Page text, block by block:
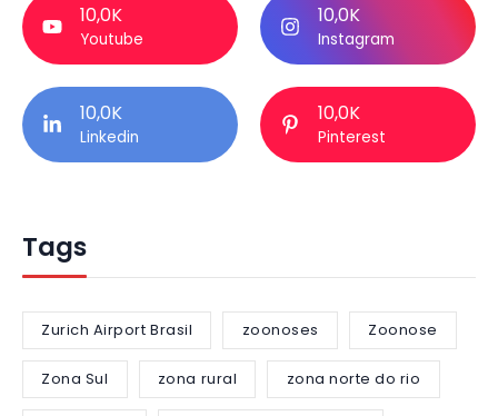
10,0K
Youtube
10,0K
Instagram
10,0K
Linkedin
10,0K
Pinterest
Tags
Zurich Airport Brasil zoonoses Zoonose
Zona Sul zona rural zona norte do rio